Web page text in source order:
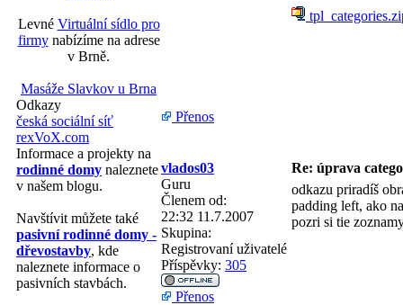
Levné Virtuální sídlo pro
firmynabízíme na adrese
v Brně.
Masáže Slavkov u Brna
Odkazy
česká sociální síť
rexVoX.com
Informace a projekty na
rodinné domy naleznete
v našem blogu.
Navštívit můžete také
pasivní rodinné domy -
dřevostavby, kde
naleznete informace o
pasivních stavbách.
Přenos
vlados03
Re: úprava
Guru
Členem od:
22:32 11.7.2007
Skupina:
Registrovaní uživatelé
Příspěvky: 305
odkazu priradíš
padding left, ako
pozri si tie
Přenos